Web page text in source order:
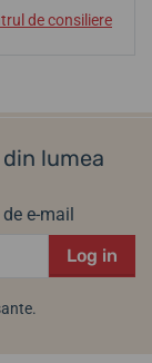
de consiliere
lumea
e-mail
Log in